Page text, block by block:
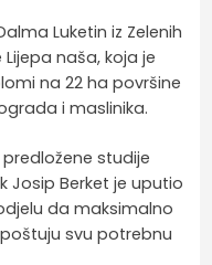
Luketin iz Zelenih
naša, koja je
na 22 ha površine
i maslinika.
studije
Josip Berket je uputio
da maksimalno
svu potrebnu